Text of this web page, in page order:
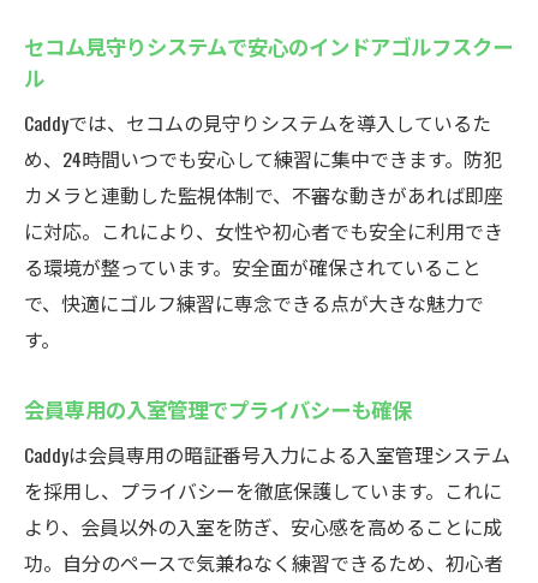
セコム見守りシステムで安心のインドアゴルフスクー
ル
Caddyでは、セコムの見守りシステムを導入しているた
め、24時間いつでも安心して練習に集中できます。防犯
カメラと連動した監視体制で、不審な動きがあれば即座
に対応。これにより、女性や初心者でも安全に利用でき
る環境が整っています。安全面が確保されていること
で、快適にゴルフ練習に専念できる点が大きな魅力で
す。
会員専用の入室管理でプライバシーも確保
Caddyは会員専用の暗証番号入力による入室管理システム
を採用し、プライバシーを徹底保護しています。これに
より、会員以外の入室を防ぎ、安心感を高めることに成
功。自分のペースで気兼ねなく練習できるため、初心者